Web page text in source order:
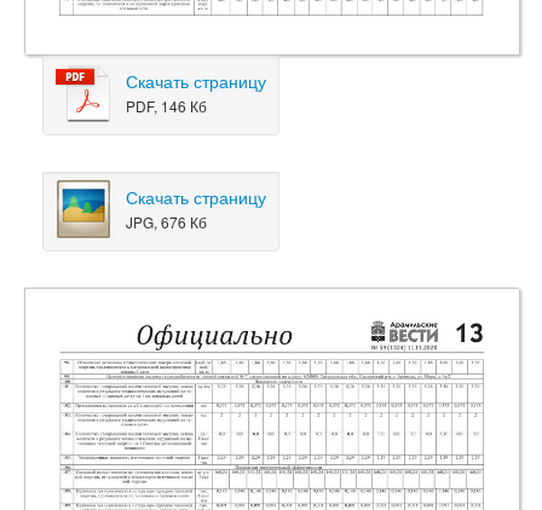
Скачать страницу
PDF, 146 Кб
Скачать страницу
JPG, 676 Кб